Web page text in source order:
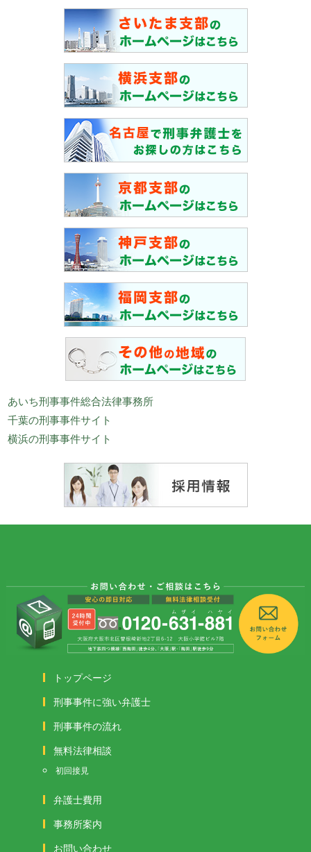
あいち刑事事件総合法律事務所
千葉の刑事事件サイト
横浜の刑事事件サイト
トップページ
刑事事件に強い弁護士
刑事事件の流れ
無料法律相談
初回接見
弁護士費用
事務所案内
お問い合わせ